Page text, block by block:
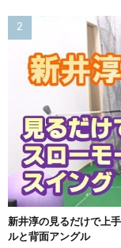
新井淳の見るだけで上
ルと背面アングル